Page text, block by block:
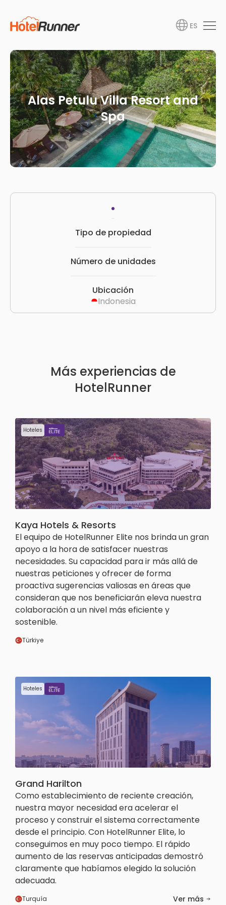
ES
Alas Petulu Villa Resort and
Spa
Tipo de propiedad
Número de unidades
Ubicación
Indonesia
Más experiencias de
HotelRunner
Hoteles
Kaya Hotels & Resorts
El equipo de HotelRunner Elite nos brinda un gran
apoyo a la hora de satisfacer nuestras
necesidades. Su capacidad para ir más allá de
nuestras peticiones y ofrecer de forma
proactiva sugerencias valiosas en áreas que
consideran que nos beneficiarán eleva nuestra
colaboración a un nivel más eficiente y
sostenible.
Türkiye
Hoteles
Grand Harilton
Como establecimiento de reciente creación,
nuestra mayor necesidad era acelerar el
proceso y construir el sistema correctamente
desde el principio. Con HotelRunner Elite, lo
conseguimos en muy poco tiempo. El rápido
aumento de las reservas anticipadas demostró
claramente que habíamos elegido la solución
adecuada.
Turquía Ver más